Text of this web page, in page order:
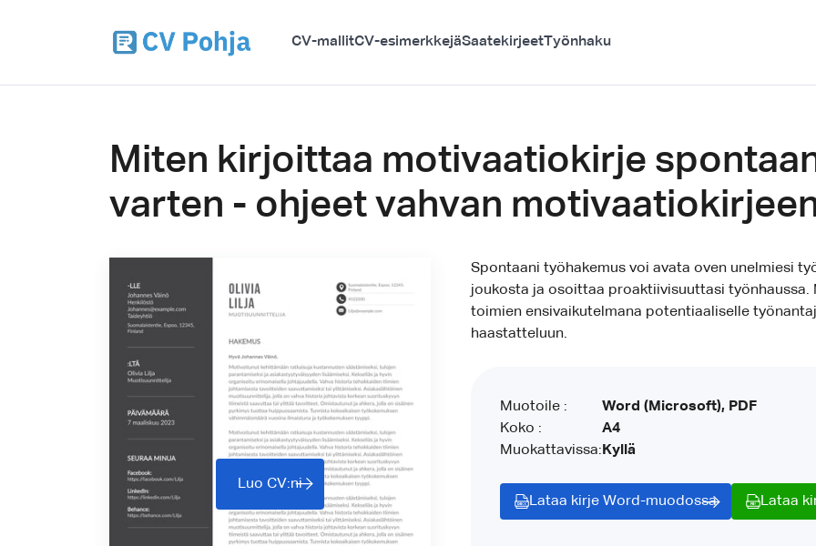
CV-mallitCV-esimerkkejäSaatekirjeetTyönhaku
Miten kirjoittaa motivaatiokirje
varten - ohjeet vahvan
Luo CV:ni
Spontaani työhakemus voi avata oven unelmiesi
joukosta ja osoittaa proaktiivisuuttasi
toimien ensivaikutelmana potentiaaliselle
haastatteluun.
Muotoile :
Koko :
Muokattavissa:
Word (Microsoft), PDF
A4
Kyllä
Lataa kirje Word-muodossa Lataa